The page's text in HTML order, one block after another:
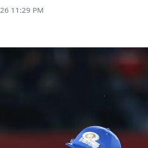
11:29 PM